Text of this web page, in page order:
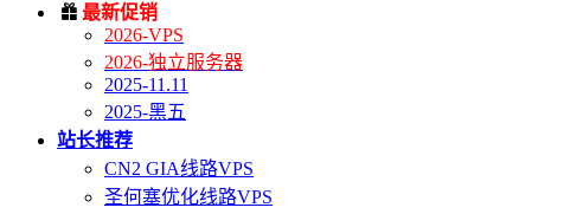
 最新促销
2026-VPS
2026-独立服务器
2025-11.11
2025-黑五
站长推荐
CN2 GIA线路VPS
圣何塞优化线路VPS